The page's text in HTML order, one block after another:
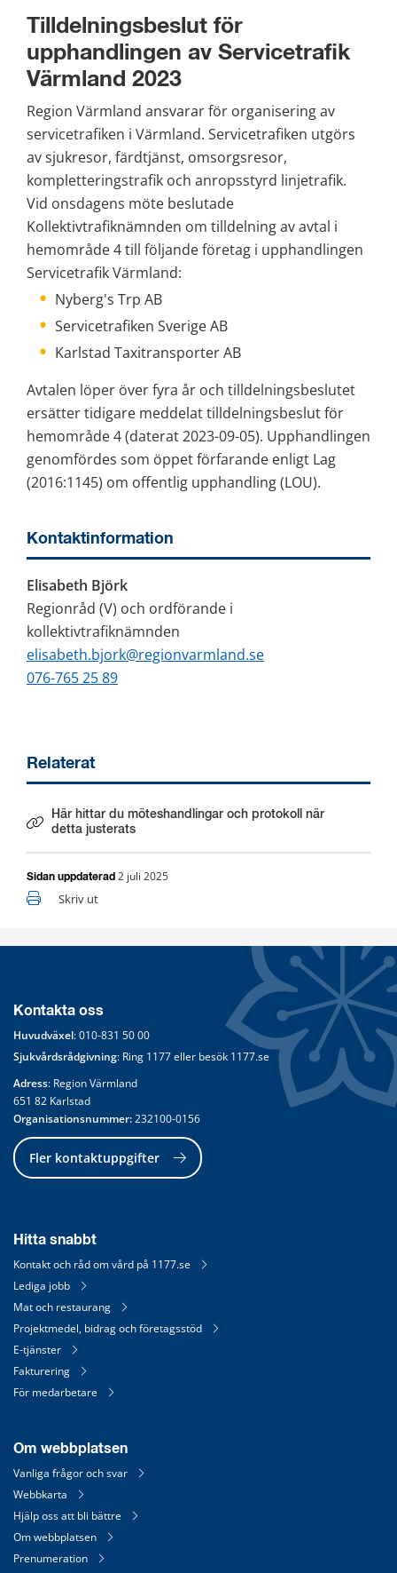
Tilldelningsbeslut för
upphandlingen av Servicetrafik
Värmland 2023
Region Värmland ansvarar för organisering av
servicetrafiken i Värmland. Servicetrafiken utgörs
av sjukresor, färdtjänst, omsorgsresor,
kompletteringstrafik och anropsstyrd linjetrafik.
Vid onsdagens möte beslutade
Kollektivtrafiknämnden om tilldelning av avtal i
hemområde 4 till följande företag i upphandlingen
Servicetrafik Värmland:
Nyberg's Trp AB
Servicetrafiken Sverige AB
Karlstad Taxitransporter AB
Avtalen löper över fyra år och tilldelningsbeslutet
ersätter tidigare meddelat tilldelningsbeslut för
hemområde 4 (daterat 2023-09-05). Upphandlingen
genomfördes som öppet förfarande enligt Lag
(2016:1145) om offentlig upphandling (LOU).
Kontaktinformation
Elisabeth Björk
Regionråd (V) och ordförande i
kollektivtrafiknämnden
elisabeth.bjork@regionvarmland.se
076-765 25 89
Relaterat
Här hittar du möteshandlingar och protokoll när
detta justerats
Länk till annan webbplats.
Sidan uppdaterad 2 juli 2025
Skriv ut
Kontakta oss
Huvudväxel: 010-831 50 00
Sjukvårdsrådgivning: Ring 1177 eller besök 1177.se
Adress: Region Värmland
651 82 Karlstad
Organisationsnummer: 232100-0156
Fler kontaktuppgifter
Hitta snabbt
Kontakt och råd om vård på 1177.se
Lediga jobb
Mat och restaurang
Projektmedel, bidrag och företagsstöd
E-tjänster
Fakturering
För medarbetare
Om webbplatsen
Vanliga frågor och svar
Webbkarta
Hjälp oss att bli bättre
Om webbplatsen
Prenumeration